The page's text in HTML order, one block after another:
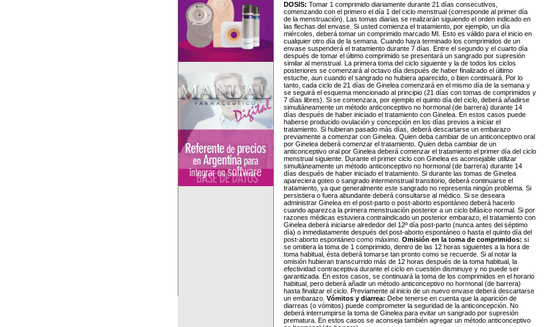
DOSIS: Tomar 1 comprimido diariamente durante 21 días consecutivos,
comenzando con el primero el día 1 del ciclo menstrual (corresponde al primer día
de la menstruación). Las tomas diarias se realizarán siguiendo el orden indicado en
las flechas del envase. Si usted comienza el tratamiento, por ejemplo, un día
miércoles, deberá tomar un comprimido marcado MI. Esto es válido para el inicio en
cualquier otro día de la semana. Cuando haya terminado los comprimidos de un
envase suspenderá el tratamiento durante 7 días. Entre el segundo y el cuarto día
después de tomar el último comprimido se presentará un sangrado por supresión
similar al menstrual. La primera toma del ciclo siguiente y la de todos los ciclos
posteriores se comenzará al octavo día después de haber finalizado el último
estuche, aun cuando el sangrado no hubiera aparecido, o bien continuará. Por lo
tanto, cada ciclo de 21 días de Ginelea comenzará en el mismo día de la semana y
se seguirá el esquema mencionado al principio (21 días con tomas de comprimidos y
7 días libres). Si se comenzara, por ejemplo el quinto día del ciclo, deberá añadirse
simultáneamente un método anticonceptivo no hormonal (de barrera) durante 14
días después de haber iniciado el tratamiento con Ginelea. En estos casos puede
haberse producido ovulación y concepción en los días previos a iniciar el
tratamiento. Si hubieran pasado más días, deberá descartarse un embarazo
previamente a comenzar con Ginelea. Quien deba cambiar de un anticonceptivo oral
por Ginelea deberá comenzar el tratamiento. Quien deba cambiar de un
anticonceptivo oral por Ginelea deberá comenzar el tratamiento el primer día del ciclo
menstrual siguiente. Durante el primer ciclo con Ginelea es aconsejable utilizar
simultáneamente un método anticonceptivo no hormonal (de barrera) durante 14
días después de haber iniciado el tratamiento. Si durante las tomas de Ginelea
apareciera goteo o sangrado intermenstrual transitorio, deberá continuarse el
tratamiento, ya que generalmente este sangrado no representa ningún problema. Si
persistiera o fuera abundante deberá consultarse al médico. Si se deseara
administrar Ginelea en el post-parto o post-aborto espontáneo deberá hacerlo
cuando aparezca la primera menstruación posterior a un ciclo bifásico normal. Si por
razones médicas estuviera contraindicado un posterior embarazo, el tratamiento con
Ginelea deberá iniciarse alrededor del 12º día post-parto (nunca antes del séptimo
día) o inmediatamente después del post-aborto espontáneo o hasta el quinto día del
post-aborto espontáneo como máximo. Omisión en la toma de comprimidos: si
se omitiera la toma de 1 comprimido, dentro de las 12 horas siguientes a la hora de
toma habitual, ésta deberá tomarse tan pronto como se recuerde. Si al notar la
omisión hubieran transcurrido más de 12 horas después de la toma habitual, la
efectividad contraceptiva durante el ciclo en cuestión disminuye y no puede ser
garantizada. En estos casos, se continuará la toma de los comprimidos en el horario
habitual, pero deberá añadir un método anticonceptivo no hormonal (de barrera)
hasta finalizar el ciclo. Previamente al inicio de un nuevo envase deberá descartarse
un embarazo. Vómitos y diarrea: Debe tenerse en cuenta que la aparición de
diarreas (o vómitos) puede comprometer la seguridad de la anticoncepción. No
deberá interrumpirse la toma de Ginelea para evitar un sangrado por supresión
prematura. En estos casos se aconseja también agregar un método anticonceptivo